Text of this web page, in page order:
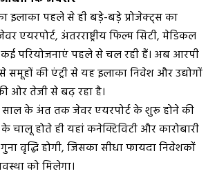
इलाका पहले से ही बड़े-बड़े प्रोजेक्ट्स का
एयरपोर्ट, अंतरराष्ट्रीय फिल्म सिटी, मेडिकल
कई परियोजनाएं पहले से चल रही हैं। अब आरपी
की एंट्री से यह इलाका निवेश और उद्योगों
ओर तेजी से बढ़ रहा है।
के अंत तक जेवर एयरपोर्ट के शुरू होने की
के चालू होते ही यहां कनेक्टिविटी और कारोबारी
वृद्धि होगी, जिसका सीधा फायदा निवेशकों
को मिलेगा।